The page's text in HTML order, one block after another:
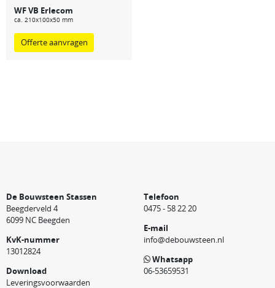
WF VB Erlecom
ca. 210x100x50 mm
Offerte aanvragen
De Bouwsteen Stassen
Beegderveld 4
6099 NC Beegden
KvK-nummer
13012824
Download
Leveringsvoorwaarden
Telefoon
0475 - 58 22 20
E-mail
info@debouwsteen.nl
Whatsapp
06-53659531